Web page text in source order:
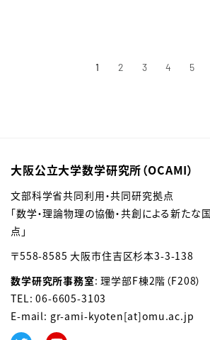
1 2 3 4 5
大阪公立大学数学研究所（OCAMI）
文部科学省共同利用・共同研究拠点
「数学・理論物理の協働・共創による新たな
点」
〒558-8585 大阪市住吉区杉本3-3-138
数学研究所事務室: 理学部F棟2階（F208）
TEL: 06-6605-3103
E-mail: gr-ami-kyoten[at]omu.ac.jp